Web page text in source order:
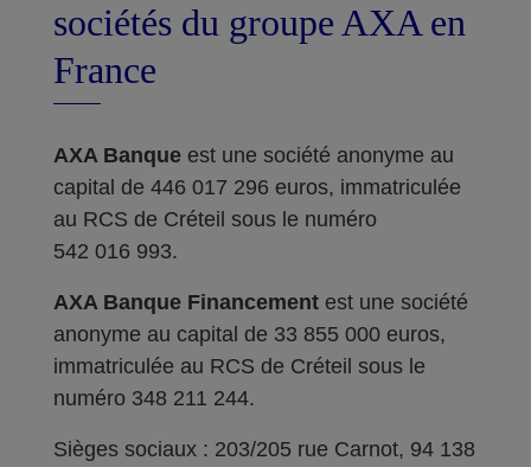
sociétés du groupe AXA en
France
AXA Banque est une société anonyme au
capital de 446 017 296 euros, immatriculée
au RCS de Créteil sous le numéro
542 016 993.
AXA Banque Financement est une société
anonyme au capital de 33 855 000 euros,
immatriculée au RCS de Créteil sous le
numéro 348 211 244.
Sièges sociaux : 203/205 rue Carnot, 94 138